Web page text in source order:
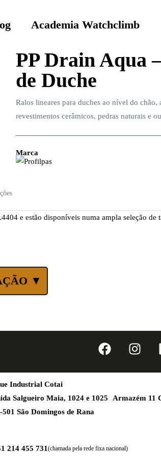
Academia Watchclimb
PP Drain Aqua
de Duche
Ralos lineares para duches ao nível do chão,
revestimentos cerâmicos, pedras naturais e
Marca
e estão disponíveis numa ampla seleção de
▼
Industrial Cotai
Salgueiro Maia, 1024 e 1025 Armazém 11
501 São Domingos de Rana
214 455 731 (chamada pela rede fixa nacional)